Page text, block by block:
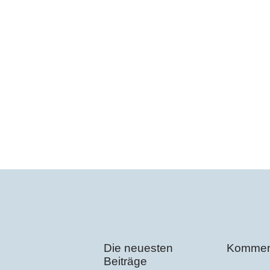
Die neuesten
Beiträge